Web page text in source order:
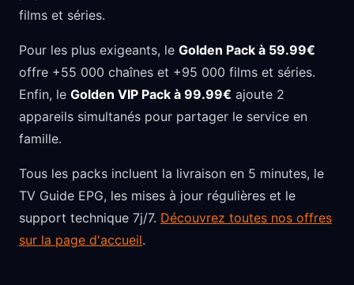
films et séries.
Pour les plus exigeants, le Golden Pack à 59.99€
offre +55 000 chaînes et +95 000 films et séries.
Enfin, le Golden VIP Pack à 99.99€ ajoute 2
appareils simultanés pour partager le service en
famille.
Tous les packs incluent la livraison en 5 minutes, le
TV Guide EPG, les mises à jour régulières et le
support technique 7j/7. Découvrez toutes nos offres
sur la page d'accueil.